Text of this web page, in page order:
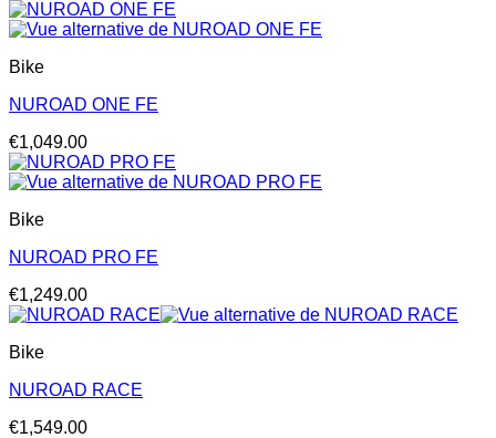
Bike
NUROAD ONE FE
€1,049.00
Bike
NUROAD PRO FE
€1,249.00
Bike
NUROAD RACE
€1,549.00